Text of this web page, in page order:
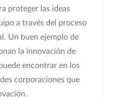
proteger las ideas
a través del proceso
Un buen ejemplo de
la innovación de
encontrar en los
corporaciones que